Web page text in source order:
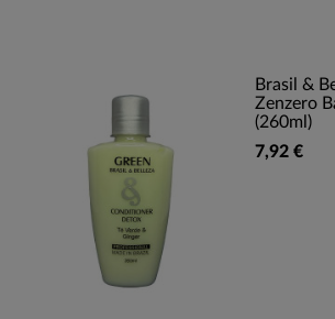
Brasil &
Zenzero
(260ml)
7,92 €